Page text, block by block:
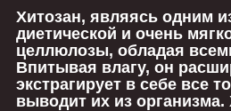
Хитозан, являясь одним
диетической и очень
целлюлозы, обладая
Впитывая влагу, он
экстрагирует в себе все
выводит их из организма.